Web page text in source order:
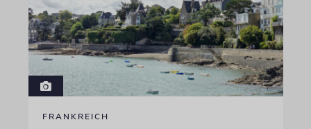
FRANKREICH